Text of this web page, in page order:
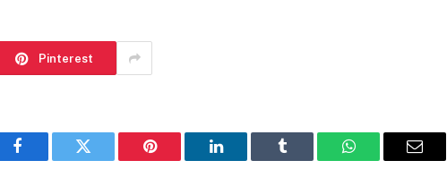
Pinterest
Facebook Twitter Pinterest LinkedIn Tumblr WhatsAppEmail